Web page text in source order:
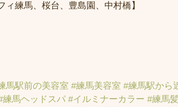
練馬、桜台、豊島園、中村橋】
馬駅前の美容室 #練馬美容室 #練馬駅から
練馬ヘッドスパ #イルミナーカラー #練馬